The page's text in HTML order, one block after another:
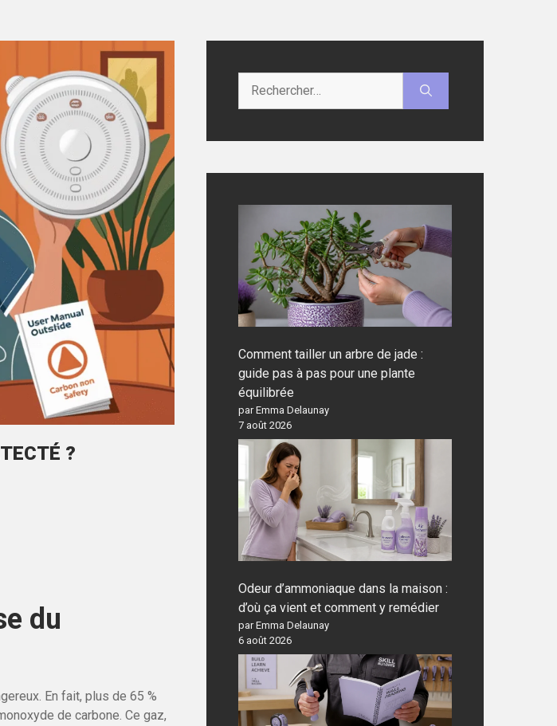
?
du
En fait, plus de 65 %
de carbone. Ce gaz,
Comment tailler un arbre de jade :
guide pas à pas pour une plante
équilibrée
par Emma Delaunay
7 août 2026
Odeur d’ammoniaque dans la maison :
d’où ça vient et comment y remédier
par Emma Delaunay
6 août 2026